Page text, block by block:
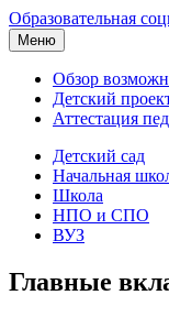
Образовательная
Меню
Обзор
Детский
Аттестация
Детский сад
Начальная
Школа
НПО и СПО
ВУЗ
Главные